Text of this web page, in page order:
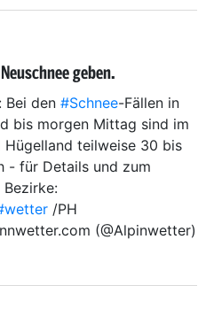
geben.
: Bei den #Schnee-Fällen in
bis morgen Mittag sind im
teilweise 30 bis
- für Details und zum
/PH
(@Alpinwetter)